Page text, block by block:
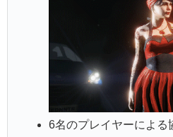
6名のプレイヤーによる